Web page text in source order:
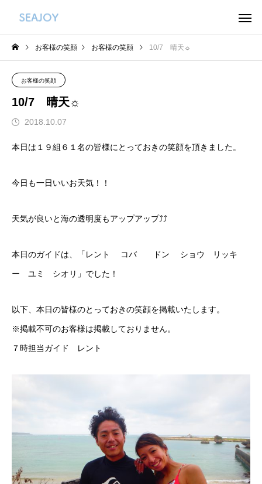
お客様の笑顔 お客様の笑顔 10/7 晴天☼
お客様の笑顔
10/7 晴天☼
2018.10.07
本日は１９組６１名の皆様にとっておきの笑顔を頂きました。
今日も一日いいお天気！！
天気が良いと海の透明度もアップアップ⤴⤴
本日のガイドは、「レント コバ ドン ショウ リッキ
ー ユミ シオリ」でした！
以下、本日の皆様のとっておきの笑顔を掲載いたします。
※掲載不可のお客様は掲載しておりません。
７時担当ガイド レント